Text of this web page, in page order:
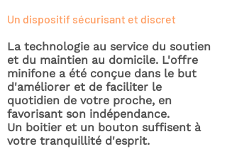
Un dispositif sécurisant et discret
La technologie au service du soutien
et du maintien au domicile. L'offre
minifone a été conçue dans le but
d'améliorer et de faciliter le
quotidien de votre proche, en
favorisant son indépendance.
Un boitier et un bouton suffisent à
votre tranquillité d'esprit.